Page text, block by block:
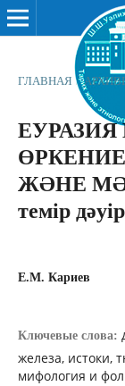
ГЛАВНАЯ /
ЕУРАЗИЯ
ЖƏНЕ
темір
Е.М. Кариев
Ключевые слова:
железа, истоки,
мифология и